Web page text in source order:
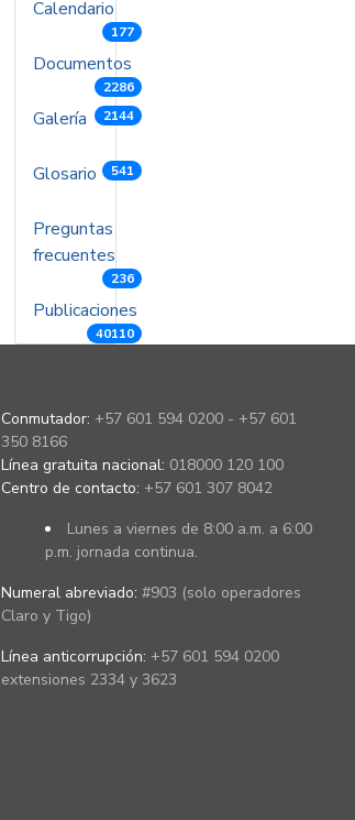
Calendario
177
Documentos
2286
Galería 2144
Glosario 541
Preguntas
frecuentes
236
Publicaciones
40110
Conmutador: +57 601 594 0200 - +57 601
350 8166
Línea gratuita nacional: 018000 120 100
Centro de contacto: +57 601 307 8042
Lunes a viernes de 8:00 a.m. a 6:00
p.m. jornada continua.
Numeral abreviado: #903 (solo operadores
Claro y Tigo)
Línea anticorrupción: +57 601 594 0200
extensiones 2334 y 3623